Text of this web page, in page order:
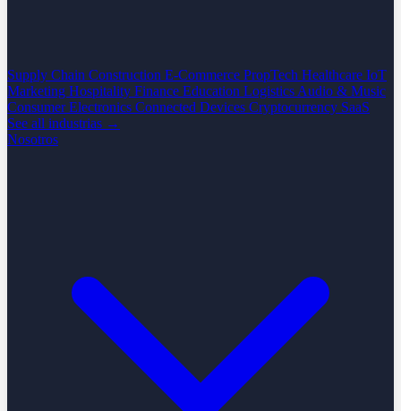
Supply Chain Construction E-Commerce PropTech Healthcare IoT
Marketing Hospitality Finance Education Logistics Audio & Music
Consumer Electronics Connected Devices Cryptocurrency SaaS
See all industrias →
Nosotros